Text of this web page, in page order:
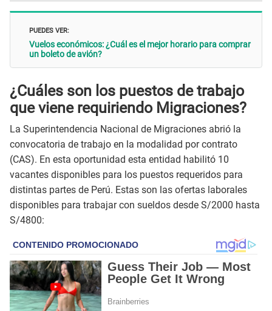
PUEDES VER:
Vuelos económicos: ¿Cuál es el mejor horario para comprar
un boleto de avión?
¿Cuáles son los puestos de trabajo
que viene requiriendo Migraciones?
La Superintendencia Nacional de Migraciones abrió la
convocatoria de trabajo en la modalidad por contrato
(CAS). En esta oportunidad esta entidad habilitó 10
vacantes disponibles para los puestos requeridos para
distintas partes de Perú. Estas son las ofertas laborales
disponibles para trabajar con sueldos desde S/2000 hasta
S/4800: